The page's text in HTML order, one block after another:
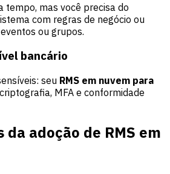
tempo, mas você precisa do
com regras de negócio ou
ou grupos.
bancário
seu RMS em nuvem para
MFA e conformidade
da adoção de RMS em